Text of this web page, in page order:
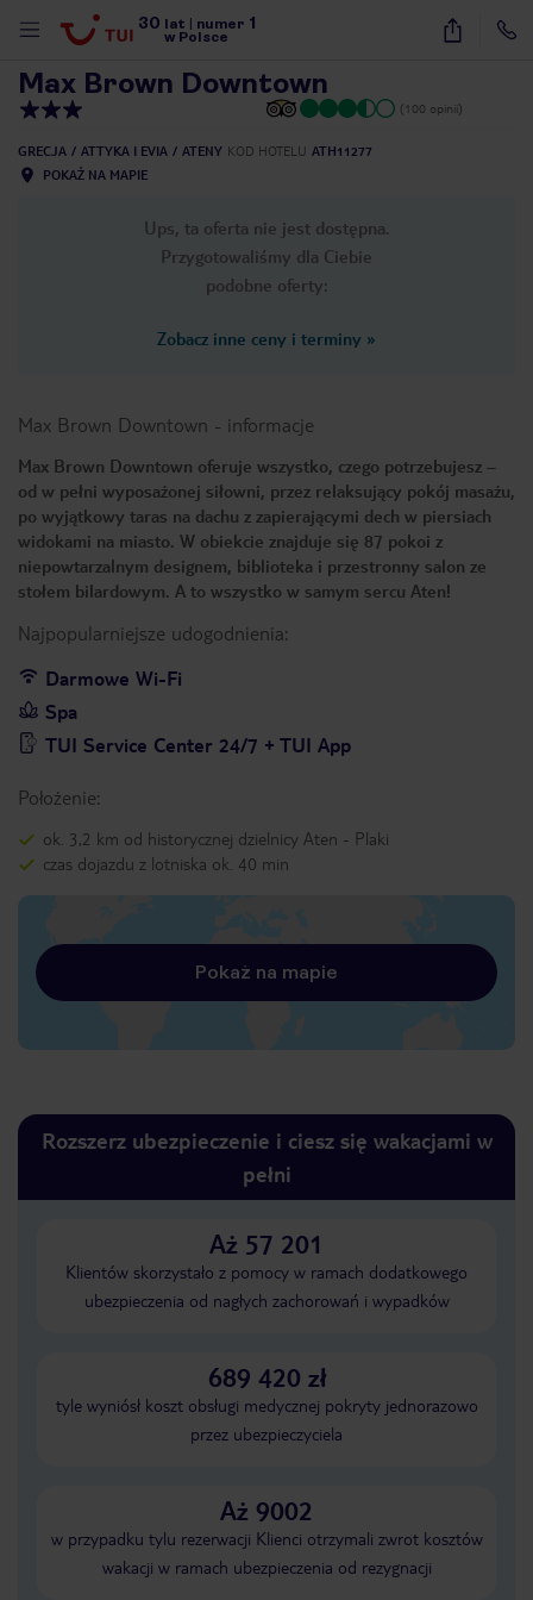
30 lat numer 1
w Polsce
17
Max Brown Downtown
(100 opinii)
GRECJA ATTYKA I EVIA ATENY KOD HOTELU ATH11277
POKAŻ NA MAPIE
Ups, ta oferta nie jest dostępna.
Przygotowaliśmy dla Ciebie
podobne oferty:
Zobacz inne ceny i terminy »
Max Brown Downtown - informacje
Max Brown Downtown oferuje wszystko, czego potrzebujesz –
od w pełni wyposażonej siłowni, przez relaksujący pokój masażu,
po wyjątkowy taras na dachu z zapierającymi dech w piersiach
widokami na miasto. W obiekcie znajduje się 87 pokoi z
niepowtarzalnym designem, biblioteka i przestronny salon ze
stołem bilardowym. A to wszystko w samym sercu Aten!
Najpopularniejsze udogodnienia:
Darmowe Wi-Fi
Spa
TUI Service Center 24/7 + TUI App
Położenie:
ok. 3,2 km od historycznej dzielnicy Aten - Plaki
czas dojazdu z lotniska ok. 40 min
Pokaż na mapie
Rozszerz ubezpieczenie i ciesz się wakacjami w
pełni
Aż 57 201
Klientów skorzystało z pomocy w ramach dodatkowego
ubezpieczenia od nagłych zachorowań i wypadków
689 420 zł
tyle wyniósł koszt obsługi medycznej pokryty jednorazowo
przez ubezpieczyciela
Aż 9002
w przypadku tylu rezerwacji Klienci otrzymali zwrot kosztów
wakacji w ramach ubezpieczenia od rezygnacji